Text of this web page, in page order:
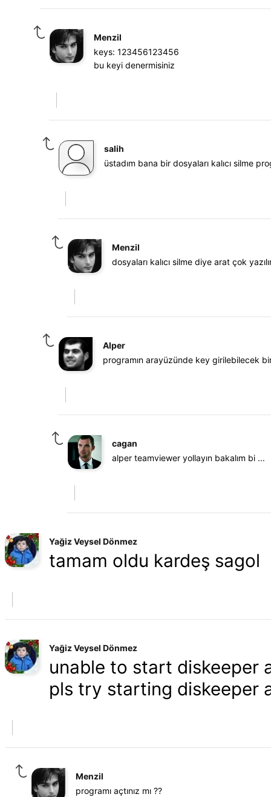
Menzil
keys: 123456123456
bu keyi denermisiniz
salih
üstadım bana bir dosyaları kalıcı silme
Menzil
dosyaları kalıcı silme diye arat çok
Alper
programın arayüzünde key girilebilecek
cagan
alper teamviewer yollayın bakalım bi ...
Yağiz Veysel Dönmez
tamam oldu kardeş sagol
Yağiz Veysel Dönmez
unable to start diskeeper
pls try starting diskeeper
Menzil
programı açtınız mı ??